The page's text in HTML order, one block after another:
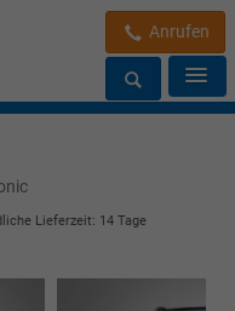
Anrufen
Lieferzeit: 14 Tage